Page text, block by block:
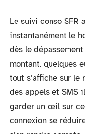
Le suivi conso SFR
instantanément le
dès le
montant, quelques
tout s’affiche sur le
des appels et SMS
garder un œil sur
connexion se